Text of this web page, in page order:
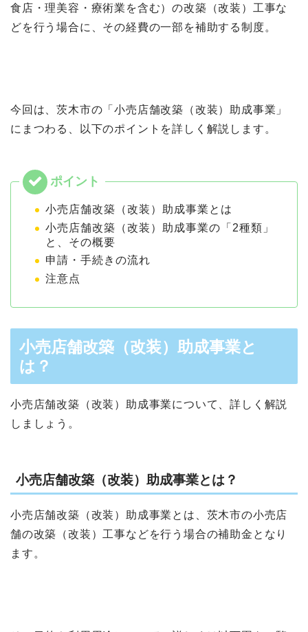
食店・理美容・療術業を含む）の改築（改装）工事な
どを行う場合に、その経費の一部を補助する制度。
今回は、茨木市の「小売店舗改築（改装）助成事業」
にまつわる、以下のポイントを詳しく解説します。
小売店舗改築（改装）助成事業とは
小売店舗改築（改装）助成事業の「2種類」
と、その概要
申請・手続きの流れ
注意点
小売店舗改築（改装）助成事業と
は？
小売店舗改築（改装）助成事業について、詳しく解説
しましょう。
小売店舗改築（改装）助成事業とは？
小売店舗改築（改装）助成事業とは、茨木市の小売店
舗の改築（改装）工事などを行う場合の補助金となり
ます。